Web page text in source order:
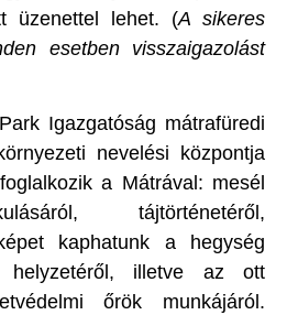
üzenettel lehet. (A sikeres
esetben visszaigazolást
Igazgatóság mátrafüredi
nevelési központja
a Mátrával: mesél
tájtörténetéről,
kaphatunk a hegység
helyzetéről, illetve az ott
őrök munkájáról.